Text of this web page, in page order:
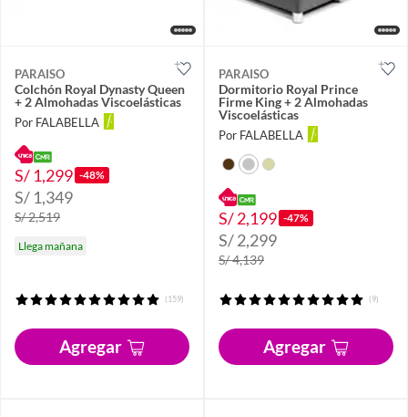
PARAISO
Colchón Royal Dynasty Queen
+ 2 Almohadas Viscoelásticas
Por FALABELLA
S/ 1,299 -48%
S/ 1,349
S/ 2,519
Llega mañana
(159)
Agregar
PARAISO
Dormitorio Royal Prince
Firme King + 2 Almohadas
Viscoelásticas
Por FALABELLA
S/ 2,199 -47%
S/ 2,299
S/ 4,139
(9)
Agregar